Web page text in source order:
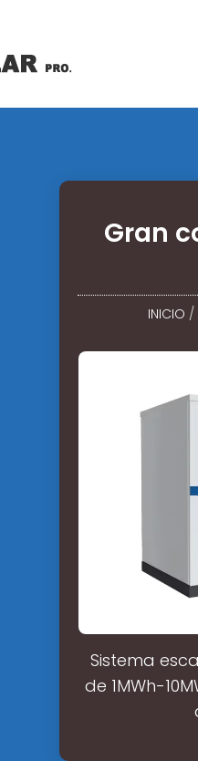
Gran
INICIO /
Sistema
de 1MWh-